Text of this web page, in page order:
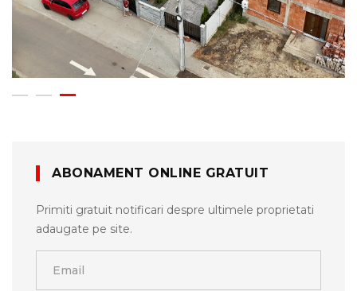
ABONAMENT ONLINE GRATUIT
Primiti gratuit notificari despre ultimele proprietati
adaugate pe site.